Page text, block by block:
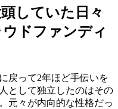
していた日々
ドファンディ
戻って2年ほど手伝いを
として独立したのはその
元々が内向的な性格だっ